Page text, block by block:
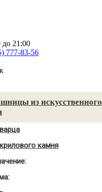
до 21:00
777-83-56
из искусственного
Для ванны
С мойкой
камня
Для ванны
С мойкой
Для ванной